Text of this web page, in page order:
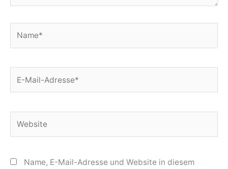
Mail-
Name, E-Mail-Adresse und Website in diesem